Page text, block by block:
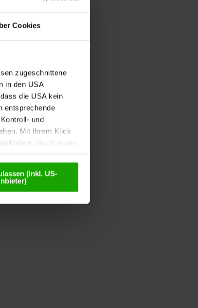
Cookies
zugeschnittene
in den USA
die USA kein
entsprechende
und
Mit Ihrem Klick
(auch in den
(inkl. US-